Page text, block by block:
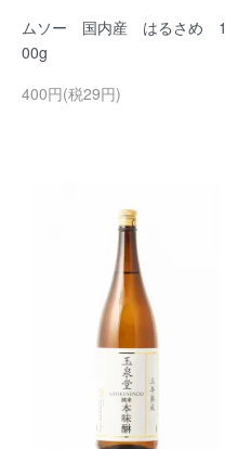
ムソー 国内産 はるさめ 1
00g
400円(税29円)